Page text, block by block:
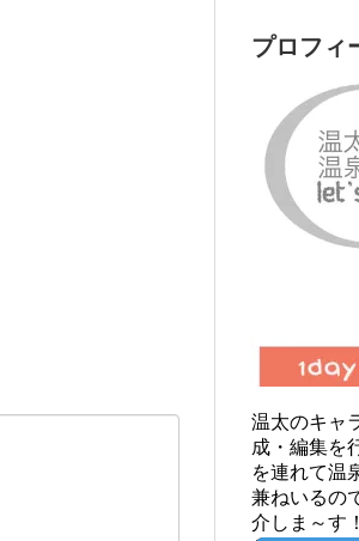
プロフィ
温太のキャ
成・編集を
を連れて温
兼ねいるの
介しま～す！